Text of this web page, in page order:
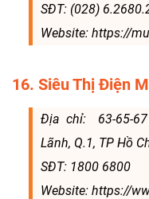
SĐT: (028)
Website: https://
16. Siêu Thị Điện
Địa chỉ: 63-65-67
Lãnh, Q.1, TP Hồ
SĐT: 1800 6800
Website: https://